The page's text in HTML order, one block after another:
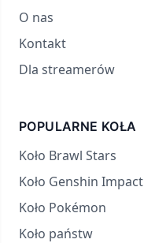
O nas
Kontakt
Dla streamerów
POPULARNE KOŁA
Koło Brawl Stars
Koło Genshin Impact
Koło Pokémon
Koło państw